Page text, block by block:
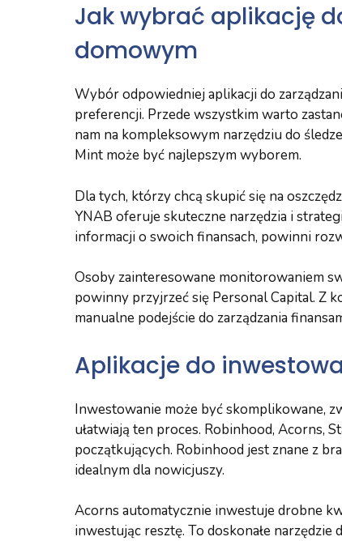
Jak wybrać aplikację
domowym
Wybór odpowiedniej aplikacji do
preferencji. Przede wszystkim warto
nam na kompleksowym narzędziu do
Mint może być najlepszym wyborem.
Dla tych, którzy chcą skupić się na
YNAB oferuje skuteczne narzędzia i
informacji o swoich finansach, powinni
Osoby zainteresowane monitorowaniem
powinny przyjrzeć się Personal Capital. Z
manualne podejście do zarządzania
Aplikacje do
Inwestowanie może być skomplikowane,
ułatwiają ten proces. Robinhood, Acorns,
początkujących. Robinhood jest znane z
idealnym dla nowicjuszy.
Acorns automatycznie inwestuje drobne
inwestując resztę. To doskonałe